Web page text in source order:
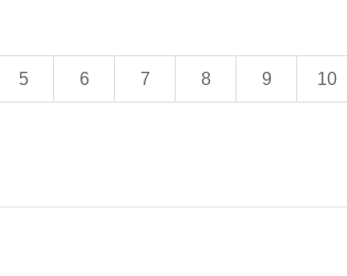
5 6 7 8 9 10